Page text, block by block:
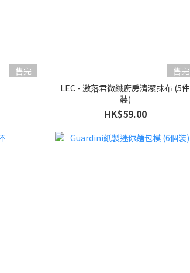
售完
售完
LEC - 激落君微纖廚房清潔抹布 (5件
裝)
HK$59.00